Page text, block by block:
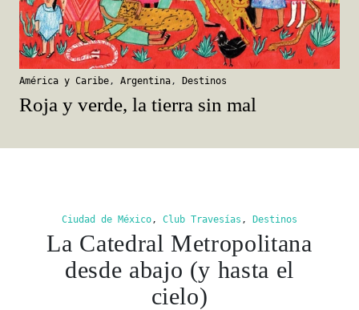
América y Caribe , Argentina , Destinos
Roja y verde, la tierra sin mal
Ciudad de México, Club Travesías , Destinos
La Catedral Metropolitana
desde abajo (y hasta el
cielo)